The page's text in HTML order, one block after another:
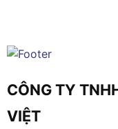
CÔNG TY
VIỆT